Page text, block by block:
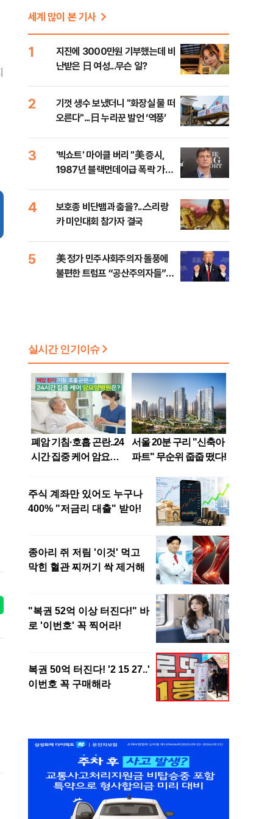
세계 많이 본 기사
1
지진에 3000만원 기부했는데 비
난받은 日 여성...무슨 일?
2
기껏 생수 보냈더니 "화장실 물 떠
오른다"...日 누리꾼 발언 ‘역풍’
3
'빅쇼트' 마이클 버리 "美 증시,
1987년 블랙먼데이급 폭락 가능
4
보호종 비단뱀과 춤을?...스리랑
카 미인대회 참가자 결국
5
美 정가 민주사회주의자 돌풍에
불편한 트럼프 “공산주의자들”